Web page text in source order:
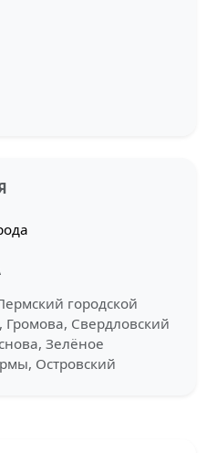
городской
Свердловский
Зелёное
Островский